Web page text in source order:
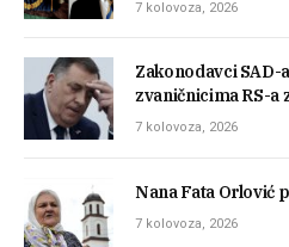
7 kolovoza, 2026
Zakonodavci SAD-
zvaničnicima RS-a
7 kolovoza, 2026
Nana Fata Orlović
7 kolovoza, 2026